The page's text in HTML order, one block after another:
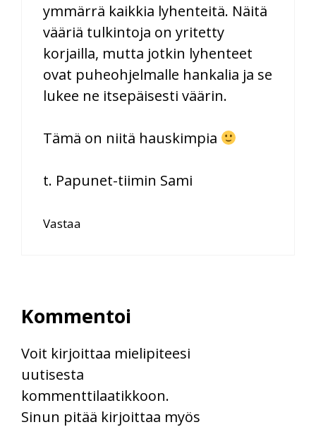
ymmärrä kaikkia lyhenteitä. Näitä
vääriä tulkintoja on yritetty
korjailla, mutta jotkin lyhenteet
ovat puheohjelmalle hankalia ja se
lukee ne itsepäisesti väärin.
Tämä on niitä hauskimpia
t. Papunet-tiimin Sami
Vastaa
Kommentoi
Voit kirjoittaa mielipiteesi
uutisesta
kommenttilaatikkoon.
Sinun pitää kirjoittaa myös